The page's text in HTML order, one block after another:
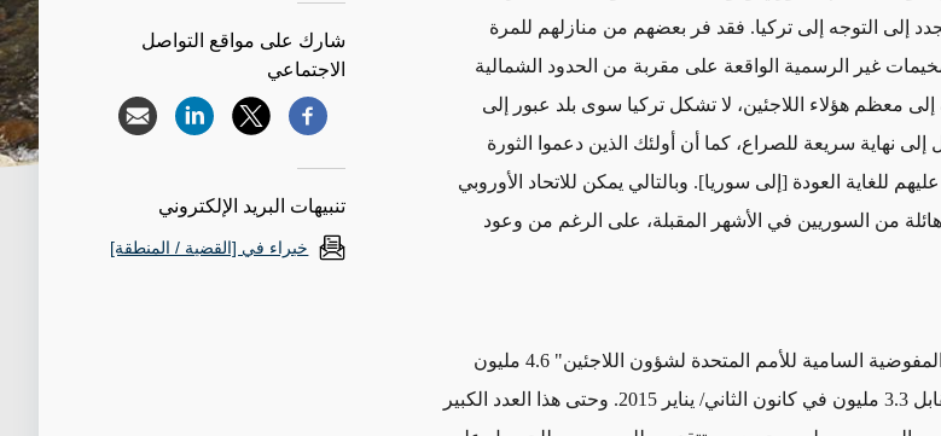
إلى التوجه إلى تركيا. فقد فر بعضهم من منازلهم للمرة
غير الرسمية الواقعة على مقربة من الحدود الشمالية
إلى معظم هؤلاء اللاجئين، لا تشكل تركيا سوى بلد عبور إلى
إلى نهاية سريعة للصراع، كما أن أولئك الذين دعموا الثورة
للغاية العودة [إلى سوريا]. وبالتالي يمكن للاتحاد الأوروبي
من السوريين في الأشهر المقبلة، على الرغم من وعود
اعتباراً من هذا الشهر، سجلت "المفوضية السامية للأمم المتحدة لشؤون اللاجئين" 4.6 مليون
سوري في البلدان المجاورة، مقابل 3.3 مليون في كانون الثاني/ يناير 2015. وحتى هذا العدد الكبير
شارك على مواقع التواصل
الاجتماعي
تنبيهات البريد الإلكتروني
خبراء في [القضية / المنطقة]